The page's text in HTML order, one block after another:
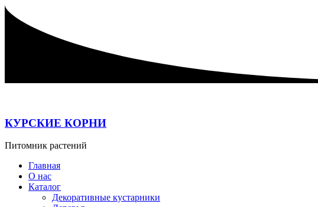
Перейти
содержимому
КУРСКИЕ КОРНИ
Питомник растений
Главная
О нас
Каталог
Декоративные кустарники